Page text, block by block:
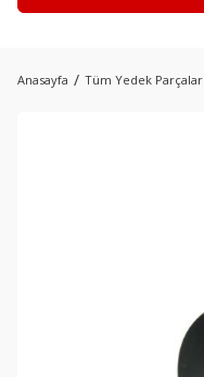
Anasayfa Tüm Yedek Parçalar